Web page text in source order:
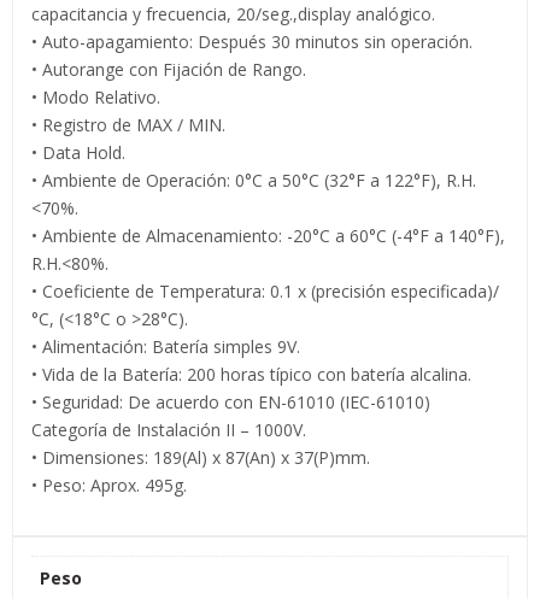
capacitancia y frecuencia, 20/seg.,display analógico.
• Auto-apagamiento: Después 30 minutos sin operación.
• Autorange con Fijación de Rango.
• Modo Relativo.
• Registro de MAX / MIN.
• Data Hold.
• Ambiente de Operación: 0°C a 50°C (32°F a 122°F), R.H.
<70%.
• Ambiente de Almacenamiento: -20°C a 60°C (-4°F a 140°F),
R.H.<80%.
• Coeficiente de Temperatura: 0.1 x (precisión especificada)/
°C, (<18°C o >28°C).
• Alimentación: Batería simples 9V.
• Vida de la Batería: 200 horas típico con batería alcalina.
• Seguridad: De acuerdo con EN-61010 (IEC-61010)
Categoría de Instalación II – 1000V.
• Dimensiones: 189(Al) x 87(An) x 37(P)mm.
• Peso: Aprox. 495g.
Peso